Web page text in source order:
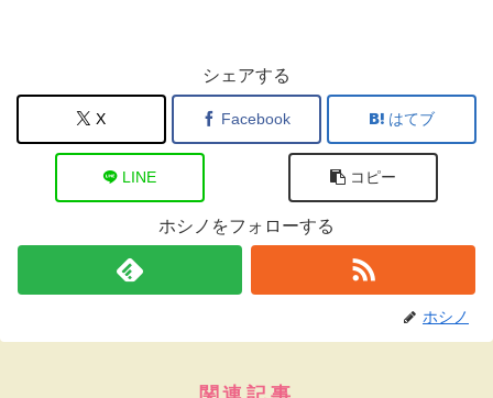
シェアする
X Facebook はてブ
LINE コピー
ホシノをフォローする
ホシノ